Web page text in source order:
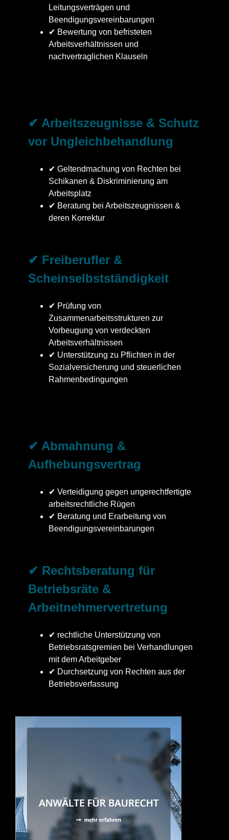
Leitungsverträgen und
Beendigungsvereinbarungen
✔ Bewertung von befristeten
Arbeitsverhältnissen und
nachvertraglichen Klauseln
✔ Arbeitszeugnisse & Schutz
vor Ungleichbehandlung
✔ Geltendmachung von Rechten bei
Schikanen & Diskriminierung am
Arbeitsplatz
✔ Beratung bei Arbeitszeugnissen &
deren Korrektur
✔ Freiberufler &
Scheinselbstständigkeit
✔ Prüfung von
Zusammenarbeitsstrukturen zur
Vorbeugung von verdeckten
Arbeitsverhältnissen
✔ Unterstützung zu Pflichten in der
Sozialversicherung und steuerlichen
Rahmenbedingungen
✔ Abmahnung &
Aufhebungsvertrag
✔ Verteidigung gegen ungerechtfertigte
arbeitsrechtliche Rügen
✔ Beratung und Erarbeitung von
Beendigungsvereinbarungen
✔ Rechtsberatung für
Betriebsräte &
Arbeitnehmervertretung
✔ rechtliche Unterstützung von
Betriebsratsgremien bei Verhandlungen
mit dem Arbeitgeber
✔ Durchsetzung von Rechten aus der
Betriebsverfassung